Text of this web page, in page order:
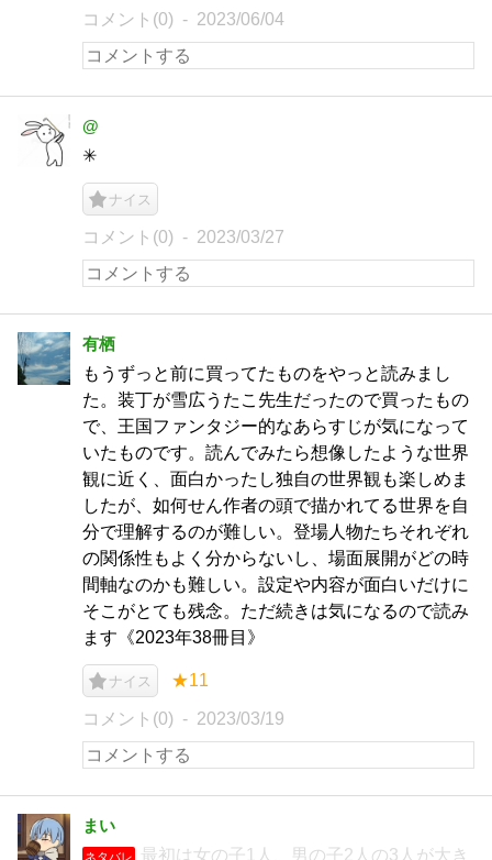
コメント(0) 2023/06/04
@
✳︎
ナイス
コメント(0) 2023/03/27
有栖
もうずっと前に買ってたものをやっと読みまし
た。装丁が雪広うたこ先生だったので買ったもの
で、王国ファンタジー的なあらすじが気になって
いたものです。読んでみたら想像したような世界
観に近く、面白かったし独自の世界観も楽しめま
したが、如何せん作者の頭で描かれてる世界を自
分で理解するのが難しい。登場人物たちそれぞれ
の関係性もよく分からないし、場面展開がどの時
間軸なのかも難しい。設定や内容が面白いだけに
そこがとても残念。ただ続きは気になるので読み
ます《2023年38冊目》
ナイス ★11
コメント(0) 2023/03/19
まい
ネタバレ 最初は女の子1人、男の子2人の3人が大き